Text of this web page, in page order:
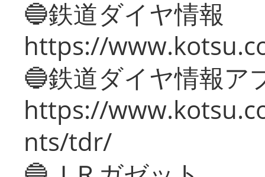
🔵鉄道ダイヤ情報
https://
🔵鉄道ダイヤ情報ア
https://
nts/tdr/